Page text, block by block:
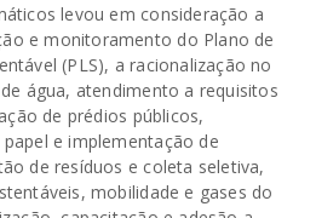
levou em consideração a
e monitoramento do Plano de
(PLS), a racionalização no
água, atendimento a requisitos
de prédios públicos,
e implementação de
de resíduos e coleta seletiva,
mobilidade e gases do